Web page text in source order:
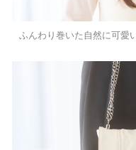
ふんわり巻いた自然に可愛